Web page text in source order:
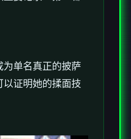
为单名真正的披萨
以证明她的揉面技